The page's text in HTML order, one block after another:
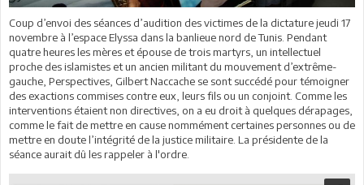
Coup d’envoi des séances d’audition des victimes de la dictature jeudi 17
novembre à l’espace Elyssa dans la banlieue nord de Tunis. Pendant
quatre heures les mères et épouse de trois martyrs, un intellectuel
proche des islamistes et un ancien militant du mouvement d’extrême-
gauche, Perspectives, Gilbert Naccache se sont succédé pour témoigner
des exactions commises contre eux, leurs fils ou un conjoint. Comme les
interventions étaient non directives, on a eu droit à quelques dérapages,
comme le fait de mettre en cause nommément certaines personnes ou de
mettre en doute l’intégrité de la justice militaire. La présidente de la
séance aurait dû les rappeler à l'ordre.